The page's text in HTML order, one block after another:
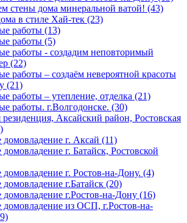
стены дома минеральной ватой! (43)
в стиле Хай-тек (23)
работы (13)
работы (5)
работы - создадим неповторимый
(22)
работы – создаём невероятной красоты
(21)
работы – утепление, отделка (21)
работы. г.Волгодонске. (30)
резиденция, Аксайский район, Ростовская
домовладение г. Аксай (11)
домовладение г. Батайск, Ростовской
домовладение г. Ростов-на-Дону. (4)
домовладение г.Батайск (20)
домовладение г.Ростов-на-Дону (16)
домовладение из ОСП, г.Ростов-на-